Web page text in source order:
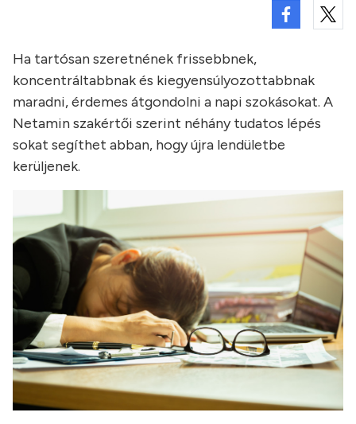
Ha tartósan szeretnének frissebbnek,
koncentráltabbnak és kiegyensúlyozottabbnak
maradni, érdemes átgondolni a napi szokásokat. A
Netamin szakértői szerint néhány tudatos lépés
sokat segíthet abban, hogy újra lendületbe
kerüljenek.